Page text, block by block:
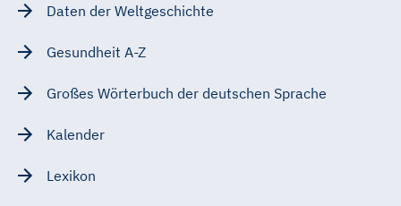
Daten der Weltgeschichte
Gesundheit A-Z
Großes Wörterbuch der deutschen Sprache
Kalender
Lexikon